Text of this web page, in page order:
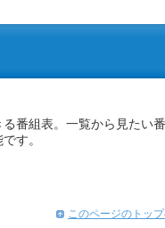
番組表。一覧から見たい番
す。
このページのトッ